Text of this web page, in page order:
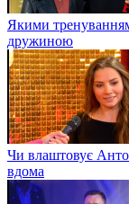
Якими
дружиною
Чи влаштовує
вдома